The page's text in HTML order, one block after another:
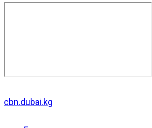
cbn.dubai.kg